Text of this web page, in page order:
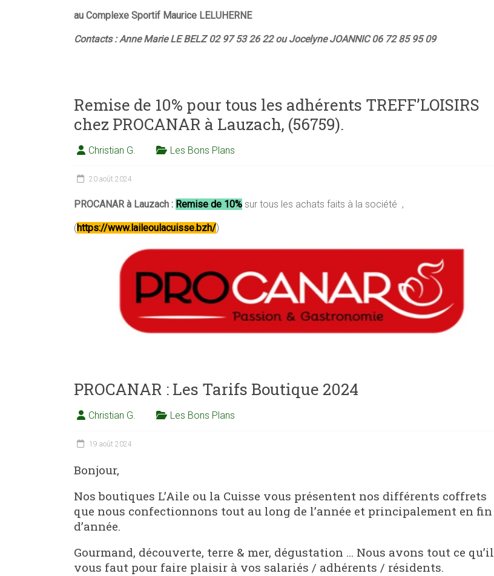
au Complexe Sportif Maurice LELUHERNE
Contacts : Anne Marie LE BELZ 02 97 53 26 22 ou Jocelyne JOANNIC 06 72 85 95 09
Remise de 10% pour tous les adhérents TREFF’LOISIRS
chez PROCANAR à Lauzach, (56759).
Christian G. Les Bons Plans
20 août 2024
PROCANAR à Lauzach : Remise de 10% sur tous les achats faits à la société ,
(https://www.laileoulacuisse.bzh/)
PROCANAR : Les Tarifs Boutique 2024
Christian G. Les Bons Plans
19 août 2024
Bonjour,
Nos boutiques L’Aile ou la Cuisse vous présentent nos différents coffrets
que nous confectionnons tout au long de l’année et principalement en fin
d’année.
Gourmand, découverte, terre & mer, dégustation … Nous avons tout ce qu’il
vous faut pour faire plaisir à vos salariés / adhérents / résidents.